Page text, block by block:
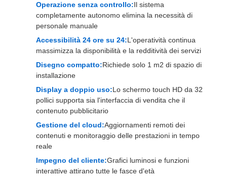
Operazione senza controllo:Il sistema
completamente autonomo elimina la necessità di
personale manuale
Accessibilità 24 ore su 24:L'operatività continua
massimizza la disponibilità e la redditività dei servizi
Disegno compatto:Richiede solo 1 m2 di spazio di
installazione
Display a doppio uso:Lo schermo touch HD da 32
pollici supporta sia l'interfaccia di vendita che il
contenuto pubblicitario
Gestione del cloud:Aggiornamenti remoti dei
contenuti e monitoraggio delle prestazioni in tempo
reale
Impegno del cliente:Grafici luminosi e funzioni
interattive attirano tutte le fasce d'età